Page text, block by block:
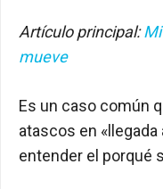
Artículo principal:
mueve
Es un caso común
atascos en «llegada
entender el porqué